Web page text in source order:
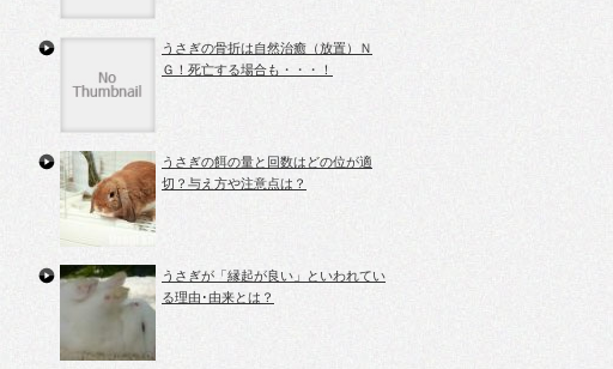
うさぎの骨折は自然治癒（放置）Ｎ
Ｇ！死亡する場合も・・・！
うさぎの餌の量と回数はどの位が適
切？与え方や注意点は？
うさぎが「縁起が良い」といわれてい
る理由･由来とは？